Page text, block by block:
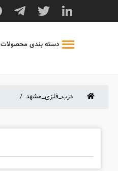
دسته بندی محصولات
درب_فلزی_مشهد